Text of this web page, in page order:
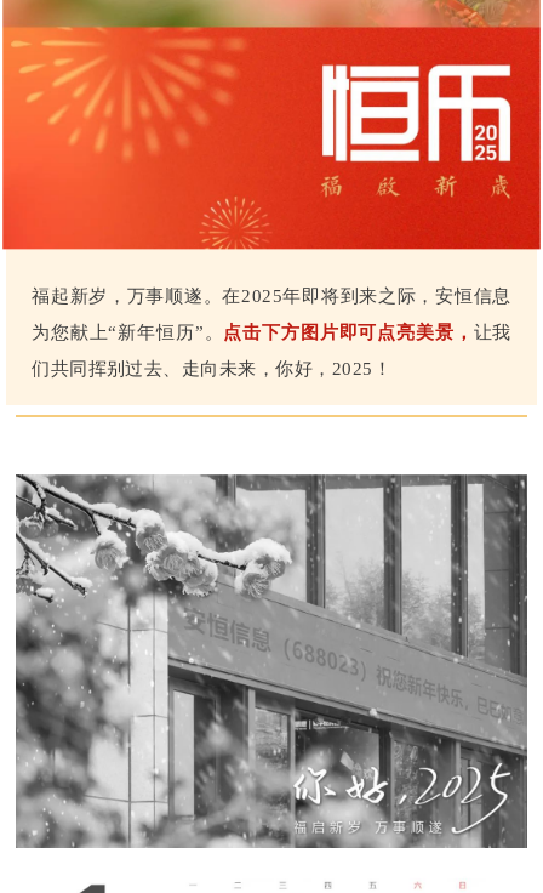
福起新岁，万事顺遂。在2025年即将到来之际，安恒信息
为您献上“新年恒历”。 点击下方图片即可点亮美景， 让我
们共同挥别过去、走向未来，你好，2025！